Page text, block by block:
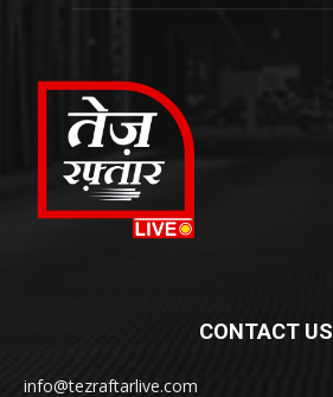
CONTACT US
info@tezraftarlive.com